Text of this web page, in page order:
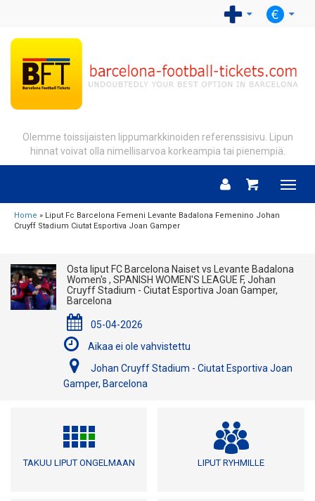
Olemme toissijaisten lippumarkkinoiden referenssisivu. Lipun
hinnat voivat olla nimellisarvoa korkeampia tai pienempiä.
Menu
Home » Liput Fc Barcelona Femeni Levante Badalona Femenino Johan
Cruyff Stadium Ciutat Esportiva Joan Gamper
Osta liput FC Barcelona Naiset vs Levante Badalona
Women's , SPANISH WOMEN'S LEAGUE F, Johan
Cruyff Stadium - Ciutat Esportiva Joan Gamper,
Barcelona
05-04-2026
Aikaa ei ole vahvistettu
Johan Cruyff Stadium - Ciutat Esportiva Joan
Gamper, Barcelona
TAKUU LIPUT ONGELMAAN LIPUT RYHMILLE